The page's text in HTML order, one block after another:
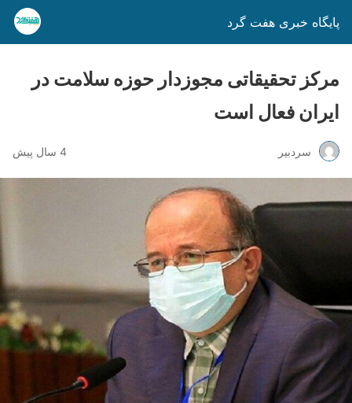
پایگاه خبری هفت گرد
مرکز تحقیقاتی مجوزدار حوزه سلامت در
ایران فعال است
سردبیر 4 سال پیش